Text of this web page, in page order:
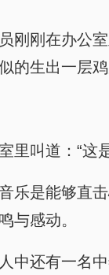
刚刚在办公
的生出一层鸡
里叫道：“这
乐是能够直
与感动。
中还有一名中